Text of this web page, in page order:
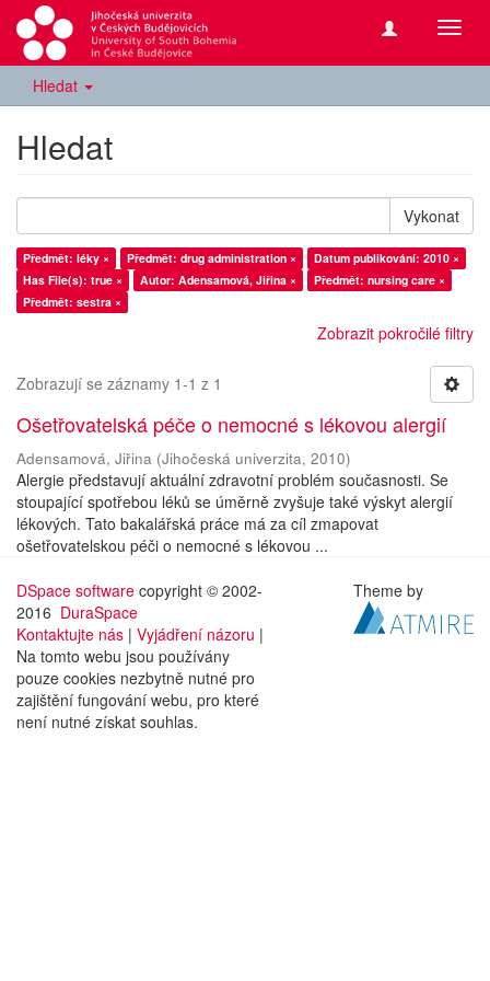
Hledat
Hledat
Vykonat
Předmět: léky × Předmět: drug administration ×
Datum publikování: 2010 ×
Has File(s): true ×
Autor: Adensamová, Jiřina ×
Předmět: nursing care ×
Předmět: sestra ×
Zobrazit pokročilé filtry
Zobrazují se záznamy 1-1 z 1
Ošetřovatelská péče o nemocné s lékovou alergií
Adensamová, Jiřina (Jihočeská univerzita, 2010)
Alergie představují aktuální zdravotní problém současnosti. Se
stoupající spotřebou léků se úměrně zvyšuje také výskyt alergií
lékových. Tato bakalářská práce má za cíl zmapovat
ošetřovatelskou péči o nemocné s lékovou ...
DSpace software copyright © 2002-
2016 DuraSpace
Kontaktujte nás | Vyjádření názoru |
Na tomto webu jsou používány
pouze cookies nezbytně nutné pro
zajištění fungování webu, pro které
není nutné získat souhlas.
Theme by